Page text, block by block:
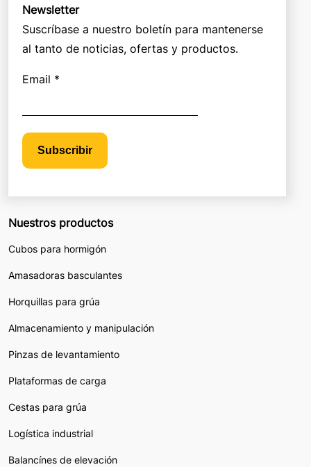
Newsletter
Suscríbase a nuestro boletín para mantenerse
al tanto de noticias, ofertas y productos.
Email *
Subscribir
Nuestros productos
Cubos para hormigón
Amasadoras basculantes
Horquillas para grúa
Almacenamiento y manipulación
Pinzas de levantamiento
Plataformas de carga
Cestas para grúa
Logística industrial
Balancínes de elevación